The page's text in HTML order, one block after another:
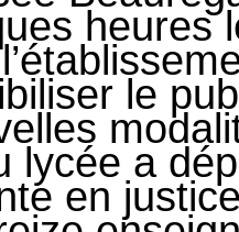
heures
le
lycée a
en